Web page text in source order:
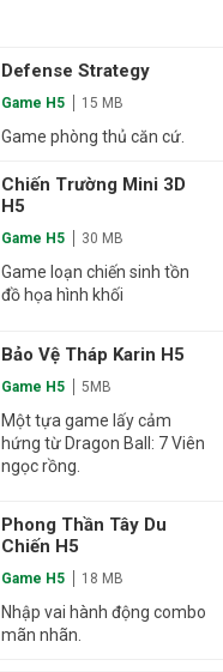
Defense Strategy
Game H5 15 MB
Game phòng thủ căn cứ.
Chiến Trường Mini 3D
H5
Game H5 30 MB
Game loạn chiến sinh tồn
đồ họa hình khối
Bảo Vệ Tháp Karin H5
Game H5 5MB
Một tựa game lấy cảm
hứng từ Dragon Ball: 7 Viên
ngọc rồng.
Phong Thần Tây Du
Chiến H5
Game H5 18 MB
Nhập vai hành động combo
mãn nhãn.